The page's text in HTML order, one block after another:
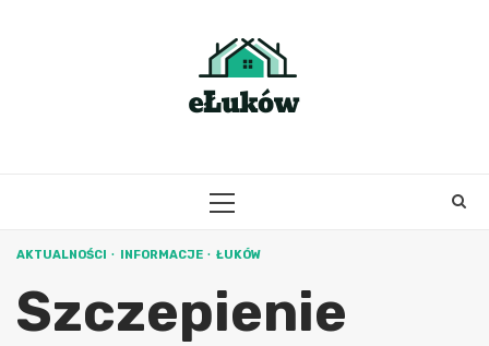
PRIMARY
AKTUALNOŚCI INFORMACJE ŁUKÓW
Szczepienie